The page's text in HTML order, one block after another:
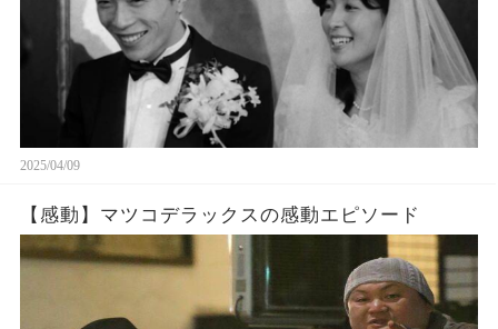
2025/04/09
【感動】マツコデラックスの感動エピソード